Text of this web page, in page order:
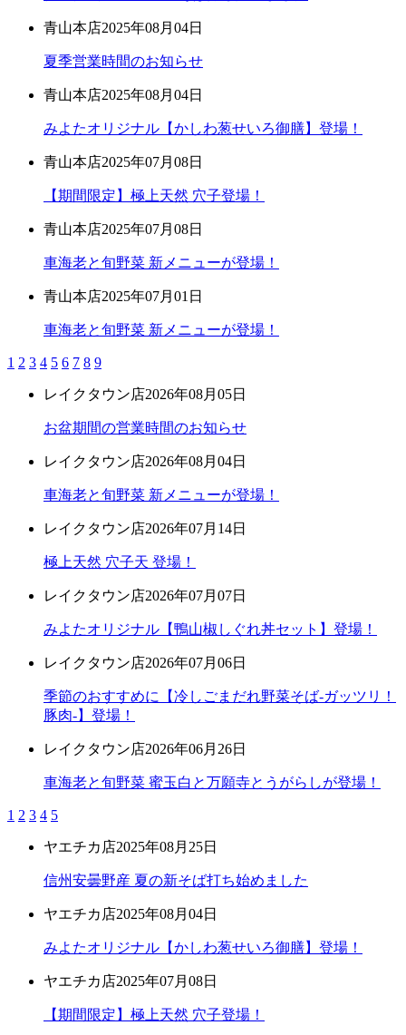
青山本店2025年08月04日
夏季営業時間のお知らせ
青山本店2025年08月04日
みよたオリジナル【かしわ葱せいろ御膳】登場！
青山本店2025年07月08日
【期間限定】極上天然 穴子登場！
青山本店2025年07月08日
車海老と旬野菜 新メニューが登場！
青山本店2025年07月01日
車海老と旬野菜 新メニューが登場！
1 2 3 4 5 6 7 8 9
レイクタウン店2026年08月05日
お盆期間の営業時間のお知らせ
レイクタウン店2026年08月04日
車海老と旬野菜 新メニューが登場！
レイクタウン店2026年07月14日
極上天然 穴子天 登場！
レイクタウン店2026年07月07日
みよたオリジナル【鴨山椒しぐれ丼セット】登場！
レイクタウン店2026年07月06日
季節のおすすめに【冷しごまだれ野菜そば-ガッツリ！
豚肉-】登場！
レイクタウン店2026年06月26日
車海老と旬野菜 蜜玉白と万願寺とうがらしが登場！
1 2 3 4 5
ヤエチカ店2025年08月25日
信州安曇野産 夏の新そば打ち始めました
ヤエチカ店2025年08月04日
みよたオリジナル【かしわ葱せいろ御膳】登場！
ヤエチカ店2025年07月08日
【期間限定】極上天然 穴子登場！